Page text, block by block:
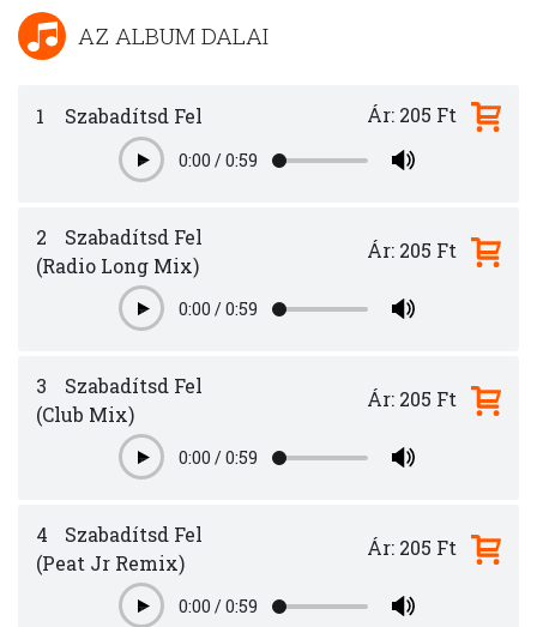
AZ ALBUM DALAI
1 Szabadítsd Fel
Play0:00 /0:59
Ár: 205 Ft
2
Szabadítsd Fel
(Radio Long Mix)
Play0:00 /0:59
Ár: 205 Ft
3
Szabadítsd Fel
(Club Mix)
Play0:00 /0:59
Ár: 205 Ft
4
Szabadítsd Fel
(Peat Jr Remix)
Play0:00 /0:59
Ár: 205 Ft